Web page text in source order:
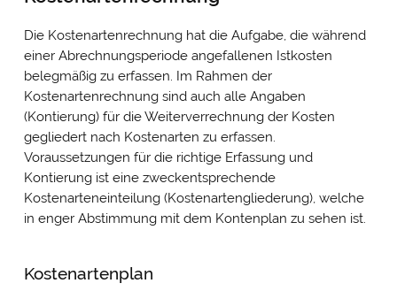
Die Kostenartenrechnung hat die Aufgabe, die während
einer Abrechnungsperiode angefallenen Istkosten
belegmäßig zu erfassen. Im Rahmen der
Kostenartenrechnung sind auch alle Angaben
(Kontierung) für die Weiterverrechnung der Kosten
gegliedert nach Kostenarten zu erfassen.
Voraussetzungen für die richtige Erfassung und
Kontierung ist eine zweckentsprechende
Kostenarteneinteilung (Kostenartengliederung), welche
in enger Abstimmung mit dem Kontenplan zu sehen ist.
Kostenartenplan